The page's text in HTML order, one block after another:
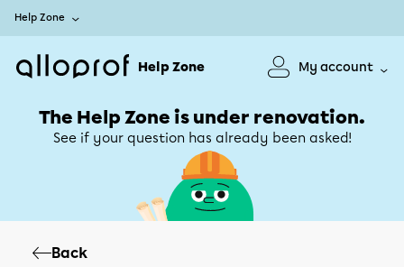
Help Zone
Help Zone My account
The Help Zone is under renovation.
See if your question has already been asked!
Back